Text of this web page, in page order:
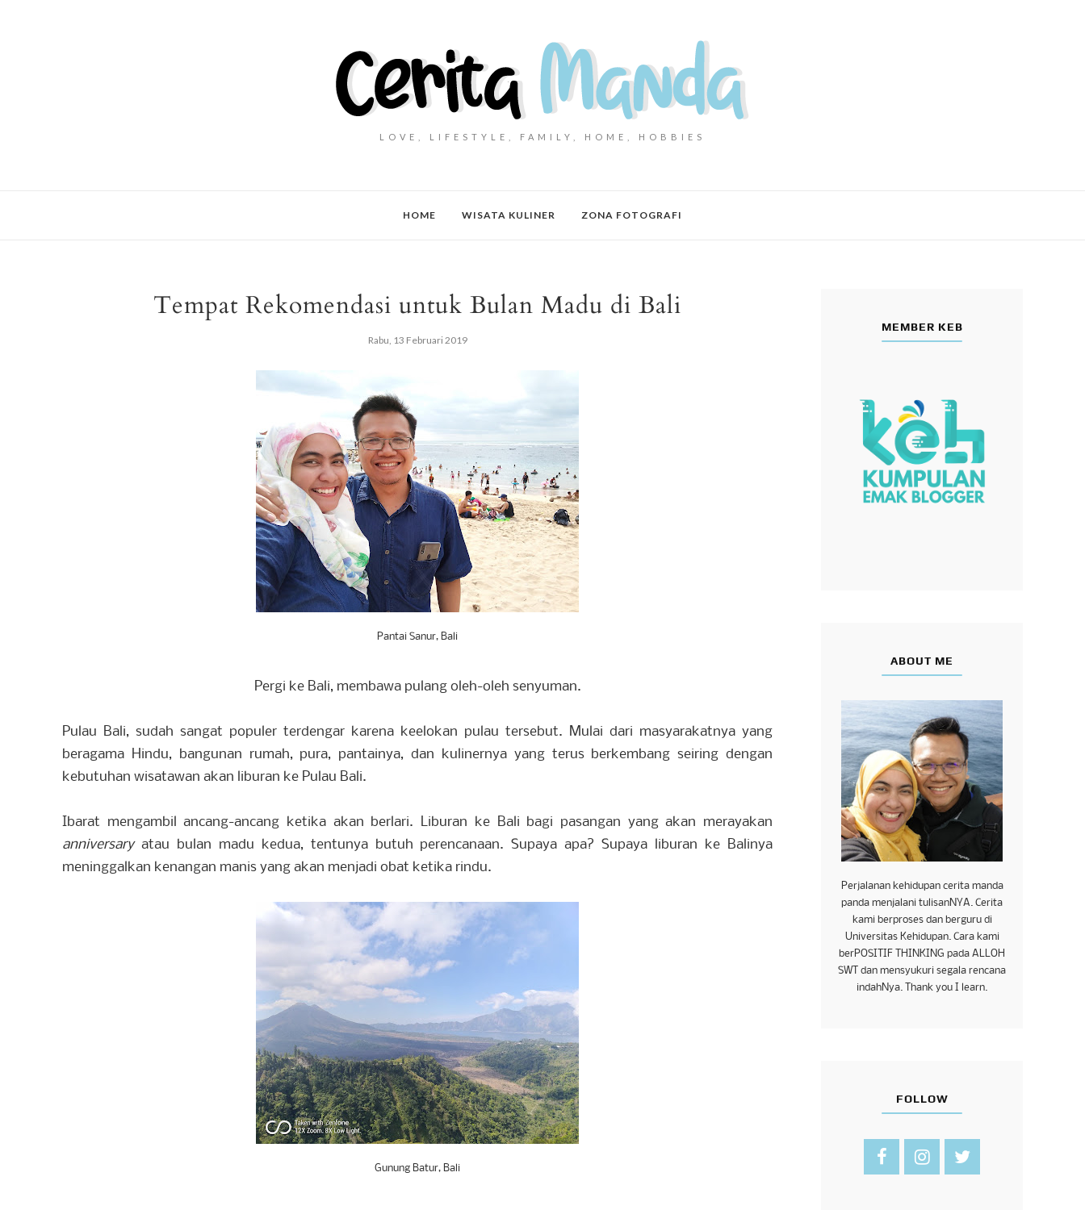
LOVE, LIFESTYLE, FAMILY, HOME, HOBBIES
HOME WISATA KULINER ZONA FOTOGRAFI
Tempat Rekomendasi untuk Bulan Madu di Bali
Rabu, 13 Februari 2019
Pantai Sanur, Bali
Pergi ke Bali, membawa pulang oleh-oleh senyuman.
Pulau Bali, sudah sangat populer terdengar karena keelokan pulau tersebut. Mulai dari masyarakatnya yang
beragama Hindu, bangunan rumah, pura, pantainya, dan kulinernya yang terus berkembang seiring dengan
kebutuhan wisatawan akan liburan ke Pulau Bali.
Ibarat mengambil ancang-ancang ketika akan berlari. Liburan ke Bali bagi pasangan yang akan merayakan
anniversary atau bulan madu kedua, tentunya butuh perencanaan. Supaya apa? Supaya liburan ke Balinya
meninggalkan kenangan manis yang akan menjadi obat ketika rindu.
Gunung Batur, Bali
MEMBER KEB
ABOUT ME
Perjalanan kehidupan cerita manda
panda menjalani tulisanNYA. Cerita
kami berproses dan berguru di
Universitas Kehidupan. Cara kami
berPOSITIF THINKING pada ALLOH
SWT dan mensyukuri segala rencana
indahNya. Thank you I learn.
FOLLOW